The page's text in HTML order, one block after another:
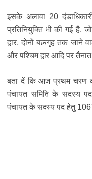
इसके अलावा 20
प्रतिनियुक्ति भी की गई है,
द्वार, दोनों बज़्रगृह तक जाने
और पश्चिम द्वार आदि पर
बता दें कि आज प्रथम चरण
पंचायत समिति के सदस्य
पंचायत के सदस्य पद हेतु 1067